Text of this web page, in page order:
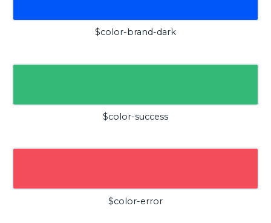
$color-brand-dark
$color-success
$color-error